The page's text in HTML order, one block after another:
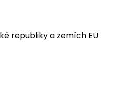
republiky a zemích EU